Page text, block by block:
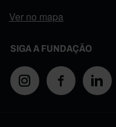
Ver no mapa
SIGA A FUNDAÇÃO